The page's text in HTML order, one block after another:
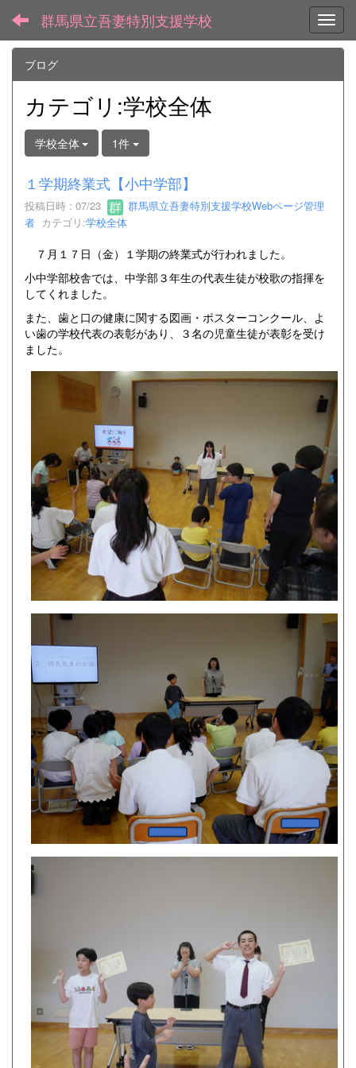
群馬県立吾妻特別支援学校
ブログ
カテゴリ:学校全体
学校全体 1件
１学期終業式【小中学部】
投稿日時 : 07/23
群馬県立吾妻特別支援学校Webページ管理
者 カテゴリ:学校全体
７月１７日（金）１学期の終業式が行われました。
小中学部校舎では、中学部３年生の代表生徒が校歌の指揮を
してくれました。
また、歯と口の健康に関する図画・ポスターコンクール、よ
い歯の学校代表の表彰があり、３名の児童生徒が表彰を受け
ました。